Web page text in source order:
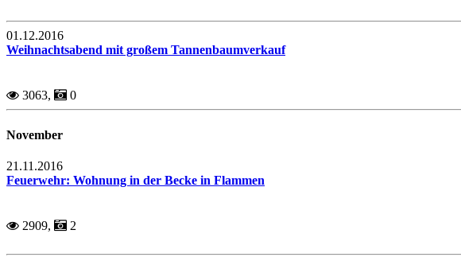
01.12.2016
Weihnachtsabend mit großem Tannenbaumverkauf
3063, 0
November
21.11.2016
Feuerwehr: Wohnung in der Becke in Flammen
2909, 2